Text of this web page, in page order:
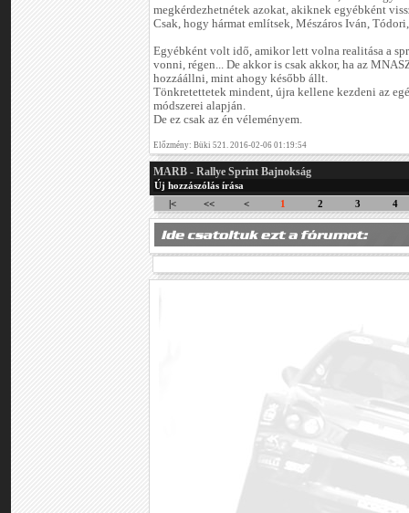
megkérdezhetnétek azokat, akiknek egyébként
Csak, hogy hármat említsek, Mészáros Iván,
Egyébként volt idő, amikor lett volna realitása a
vonni, régen... De akkor is csak akkor, ha az
hozzáállni, mint ahogy később állt.
Tönkretettetek mindent, újra kellene kezdeni az
módszerei alapján.
De ez csak az én véleményem.
Előzmény: Büki 521. 2016-02-06 01:19:54
MARB - Rallye Sprint Bajnokság
Új hozzászólás írása
|<
<< < 1 2 3 4